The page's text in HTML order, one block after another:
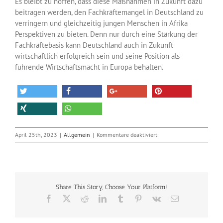
beitragen werden, den Fachkräftemangel in Deutschland zu
verringern und gleichzeitig jungen Menschen in Afrika
Perspektiven zu bieten. Denn nur durch eine Stärkung der
Fachkräftebasis kann Deutschland auch in Zukunft
wirtschaftlich erfolgreich sein und seine Position als
führende Wirtschaftsmacht in Europa behalten.
April 25th, 2023 | Allgemein | Kommentare deaktiviertfür
Fachkräftemangel
aus
Afrika
Share This Story, Choose Your Platform!
Facebook RedditLinkedInTumblr Pinterest
Vk
E-